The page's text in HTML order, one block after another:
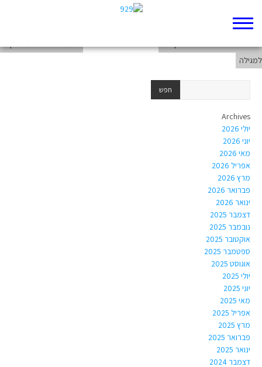
למגילה
Archives
יולי 2026
יוני 2026
מאי 2026
אפריל 2026
מרץ 2026
פברואר 2026
ינואר 2026
דצמבר 2025
נובמבר 2025
אוקטובר 2025
ספטמבר 2025
אוגוסט 2025
יולי 2025
יוני 2025
מאי 2025
אפריל 2025
מרץ 2025
פברואר 2025
ינואר 2025
דצמבר 2024